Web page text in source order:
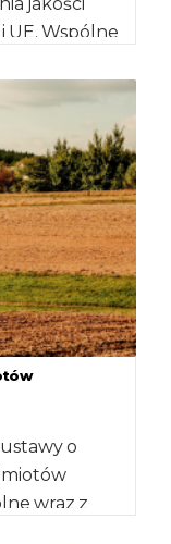
UE. Wspólne
o
wraz z